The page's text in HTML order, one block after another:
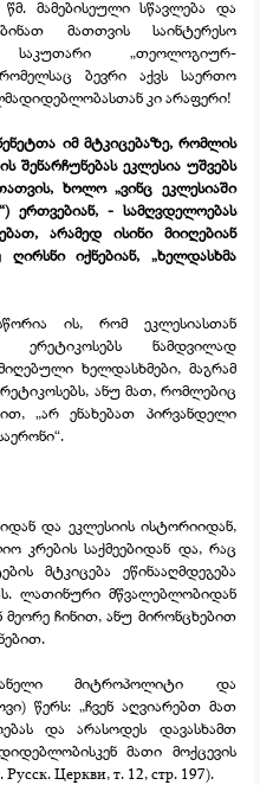
მამებისეული სწავლება და
მათთვის საინტერესო
საკუთარი „თეოლოგიურ-
ბევრი აქვს საერთო
კი არაფერი!
იმ მტკიცებაზე, რომლის
შენარჩუნებას ეკლესია უშვებს
ხოლო „ვინც ეკლესიაში
ერთვებიან, - სამღვდელოებას
არამედ ისინი მიიღებიან
იქნებიან, „ხელდასხმა
ის, რომ ეკლესიასთან
ერეტიკოსებს ნამდვილად
ხელდასხმები, მაგრამ
ანუ მათ, რომლებიც
„არ ენახებათ პირვანდელი
და ეკლესიის ისტორიიდან,
კრების საქმეებიდან და, რაც
მტკიცება ეწინააღმდეგება
ლათინური მწვალებლობიდან
ჩინით, ანუ მირონცხებით
მიტროპოლიტი და
წერს: „ჩვენ აღვიარებთ მათ
და არასოდეს დავასხამთ
მათი მოქცევის
Церкви, т. 12, стр. 197).